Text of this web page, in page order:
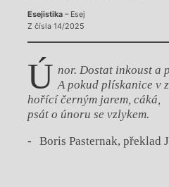
Esejistika– Esej
Z čísla 14/2025
Ú nor. Dostat inkoust a
A pokud plískanice v
hořící černým jarem, cáká,
psát o únoru se vzlykem.
Boris Pasternak, překlad